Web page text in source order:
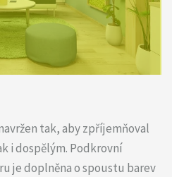
tak, aby zpříjemňoval
i dospělým. Podkrovní
je doplněna o spoustu barev